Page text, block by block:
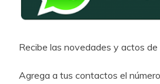
Recibe las novedades y actos de
Agrega a tus contactos el número